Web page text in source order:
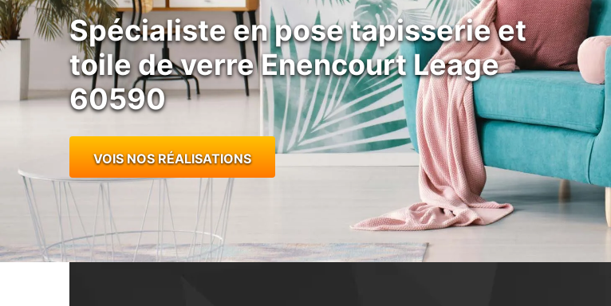
Spécialiste en pose tapisserie et
toile de verre Enencourt Leage
60590
VOIS NOS RÉALISATIONS